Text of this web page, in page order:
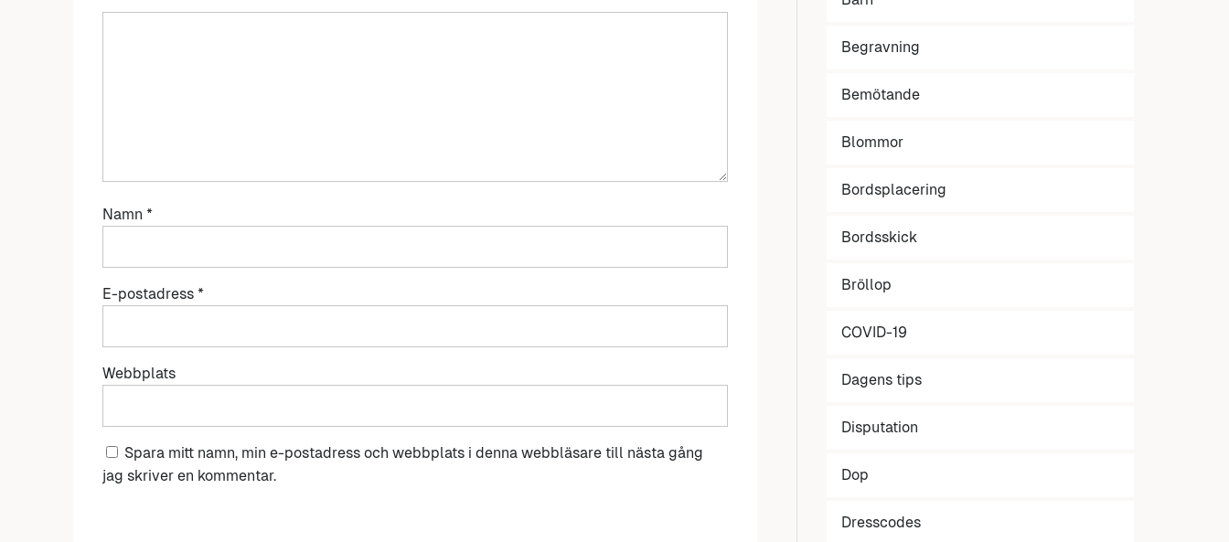
Namn *
E-postadress *
Webbplats
Spara mitt namn, min e-postadress och webbplats i denna webbläsare till nästa gång
jag skriver en kommentar.
Begravning
Bemötande
Blommor
Bordsplacering
Bordsskick
Bröllop
COVID-19
Dagens tips
Disputation
Dop
Dresscodes